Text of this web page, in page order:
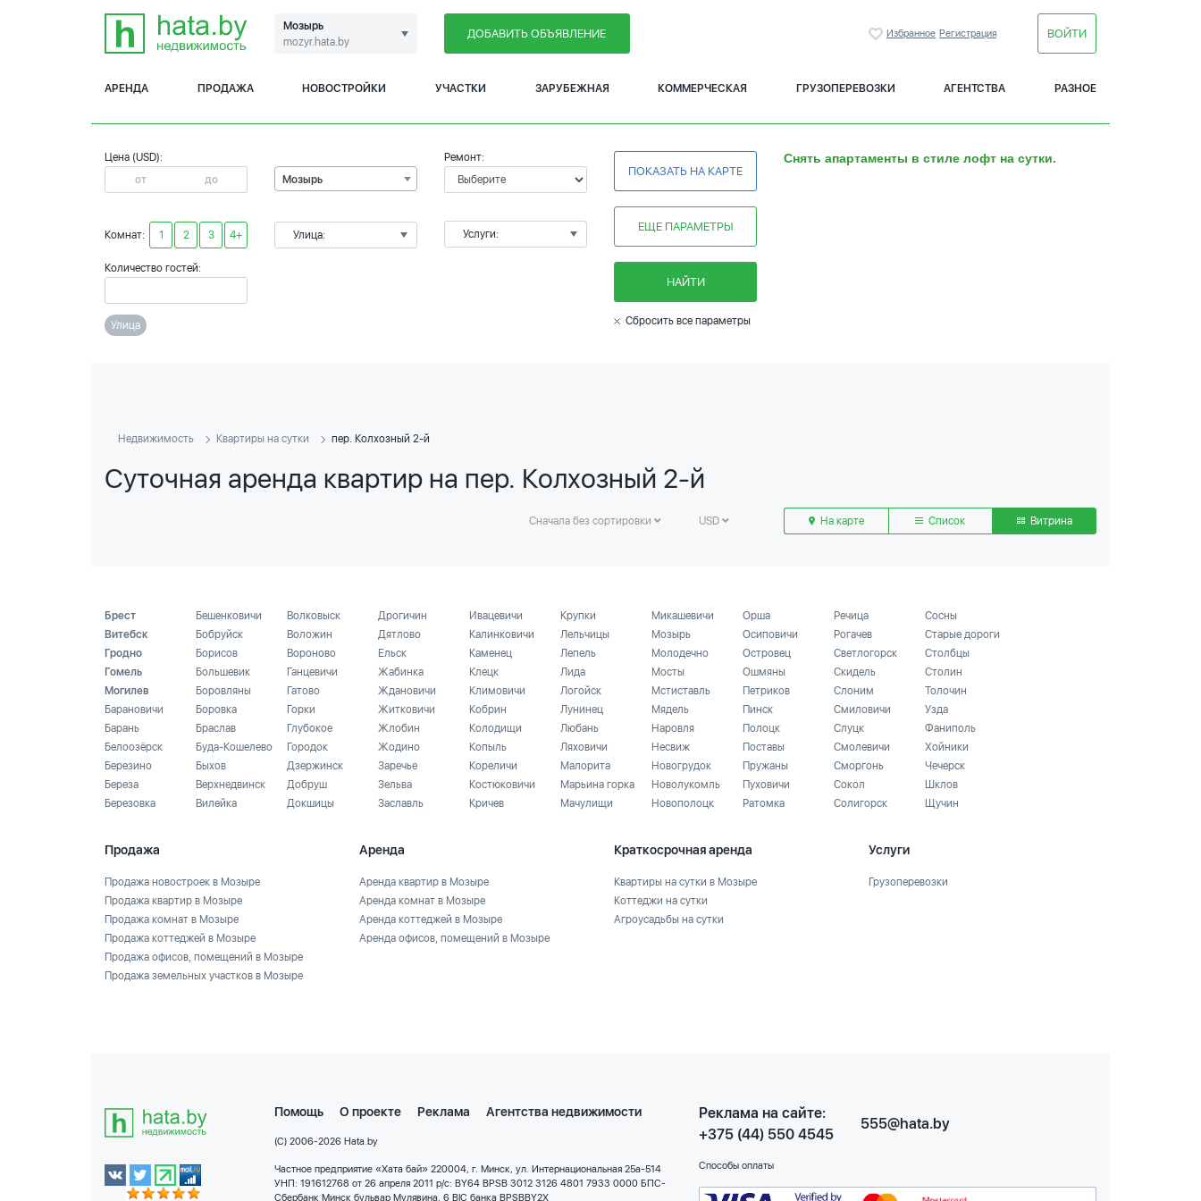
Мозырь
mozyr.hata.by
ДОБАВИТЬ ОБЪЯВЛЕНИЕ Избранное Регистрация ВОЙТИ
АРЕНДА ПРОДАЖА НОВОСТРОЙКИ УЧАСТКИ ЗАРУБЕЖНАЯ КОММЕРЧЕСКАЯ ГРУЗОПЕРЕВОЗКИ АГЕНТСТВА РАЗНОЕ
Цена (USD):
Комнат: 1 2 3 4+
Количество гостей:
Мозырь
Улица:
Ремонт:
Услуги:
ПОКАЗАТЬ НА КАРТЕ
ЕЩЕ ПАРАМЕТРЫ
НАЙТИ
Снять апартаменты в стиле лофт на сутки.
Улица Сбросить все параметры
Недвижимость Квартиры на сутки пер. Колхозный 2-й
Суточная аренда квартир на пер. Колхозный 2-й
Сначала без сортировки USD На карте Список Витрина
Брест
Витебск
Гродно
Гомель
Могилев
Барановичи
Барань
Белоозёрск
Березино
Береза
Березовка
Бешенковичи
Бобруйск
Борисов
Большевик
Боровляны
Боровка
Браслав
Буда-Кошелево
Быхов
Верхнедвинск
Вилейка
Волковыск
Воложин
Вороново
Ганцевичи
Гатово
Горки
Глубокое
Городок
Дзержинск
Добруш
Докшицы
Дрогичин
Дятлово
Ельск
Жабинка
Ждановичи
Житковичи
Жлобин
Жодино
Заречье
Зельва
Заславль
Ивацевичи
Калинковичи
Каменец
Клецк
Климовичи
Кобрин
Колодищи
Копыль
Кореличи
Костюковичи
Кричев
Крупки
Лельчицы
Лепель
Лида
Логойск
Лунинец
Любань
Ляховичи
Малорита
Марьина горка
Мачулищи
Микашевичи
Мозырь
Молодечно
Мосты
Мстиставль
Мядель
Наровля
Несвиж
Новогрудок
Новолукомль
Новополоцк
Орша
Осиповичи
Островец
Ошмяны
Петриков
Пинск
Полоцк
Поставы
Пружаны
Пуховичи
Ратомка
Речица
Рогачев
Светлогорск
Скидель
Слоним
Смиловичи
Слуцк
Смолевичи
Сморгонь
Сокол
Солигорск
Сосны
Старые дороги
Столбцы
Столин
Толочин
Узда
Фаниполь
Хойники
Чечерск
Шклов
Щучин
Продажа
Продажа новостроек в Мозыре
Продажа квартир в Мозыре
Продажа комнат в Мозыре
Продажа коттеджей в Мозыре
Продажа офисов, помещений в Мозыре
Продажа земельных участков в Мозыре
Аренда
Аренда квартир в Мозыре
Аренда комнат в Мозыре
Аренда коттеджей в Мозыре
Аренда офисов, помещений в Мозыре
Краткосрочная аренда
Квартиры на сутки в Мозыре
Коттеджи на сутки
Агроусадьбы на сутки
Услуги
Грузоперевозки
Помощь О проекте Реклама Агентства недвижимости
(C) 2006-2026 Hata.by
Частное предприятие «Хата бай» 220004, г. Минск, ул. Интернациональная 25а-514
УНП: 191612768 от 26 апреля 2011 р/с: BY64 BPSB 3012 3126 4801 7933 0000 БПС-
Сбербанк Минск бульвар Мулявина, 6 BIC банка BPSBBY2X
Реклама на сайте:
+375 (44) 550 4545
555@hata.by
Способы оплаты